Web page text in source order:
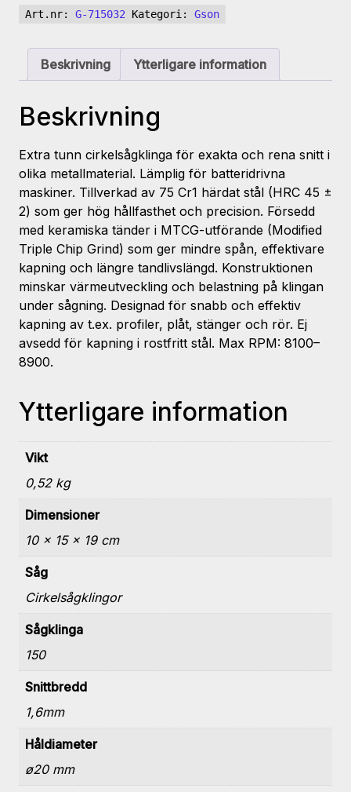
150x20x1,6/1,3
Art.nr: G-715032 Kategori: Gson
Beskrivning Ytterligare information
Beskrivning
Extra tunn cirkelsågklinga för exakta och rena snitt i
olika metallmaterial. Lämplig för batteridrivna
maskiner. Tillverkad av 75 Cr1 härdat stål (HRC 45 ±
2) som ger hög hållfasthet och precision. Försedd
med keramiska tänder i MTCG-utförande (Modified
Triple Chip Grind) som ger mindre spån, effektivare
kapning och längre tandlivslängd. Konstruktionen
minskar värmeutveckling och belastning på klingan
under sågning. Designad för snabb och effektiv
kapning av t.ex. profiler, plåt, stänger och rör. Ej
avsedd för kapning i rostfritt stål. Max RPM: 8100–
8900.
Ytterligare information
Vikt
0,52 kg
Dimensioner
10 × 15 × 19 cm
Såg
Cirkelsågklingor
Sågklinga
150
Snittbredd
1,6mm
Håldiameter
ø20 mm